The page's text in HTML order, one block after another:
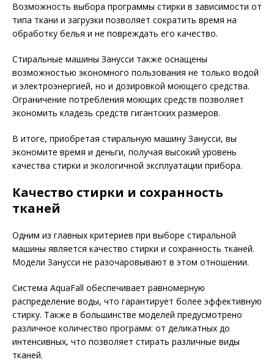
Возможность выбора программы стирки в зависимости от
типа ткани и загрузки позволяет сократить время на
обработку белья и не повреждать его качество.
Стиральные машины Занусси также оснащены
возможностью экономного пользования не только водой
и электроэнергией, но и дозировкой моющего средства.
Ограничение потребления моющих средств позволяет
экономить кладезь средств гигантских размеров.
В итоге, приобретая стиральную машину Занусси, вы
экономите время и деньги, получая высокий уровень
качества стирки и экологичной эксплуатации прибора.
Качество стирки и сохранность
тканей
Одним из главных критериев при выборе стиральной
машины является качество стирки и сохранность тканей.
Модели Занусси не разочаровывают в этом отношении.
Система AquaFall обеспечивает равномерную
распределение воды, что гарантирует более эффективную
стирку. Также в большинстве моделей предусмотрено
различное количество программ: от деликатных до
интенсивных, что позволяет стирать различные виды
тканей.